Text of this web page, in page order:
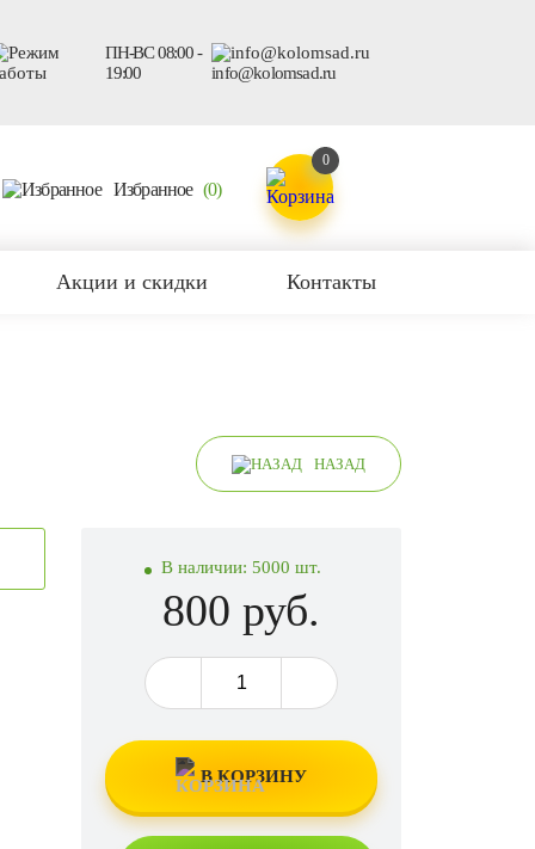
ПН-ВС 08:00 -
19:00
info@kolomsad.ru
Избранное (0)
0
Акции и скидки Контакты
НАЗАД
В наличии: 5000 шт.
800 руб.
В КОРЗИНУ